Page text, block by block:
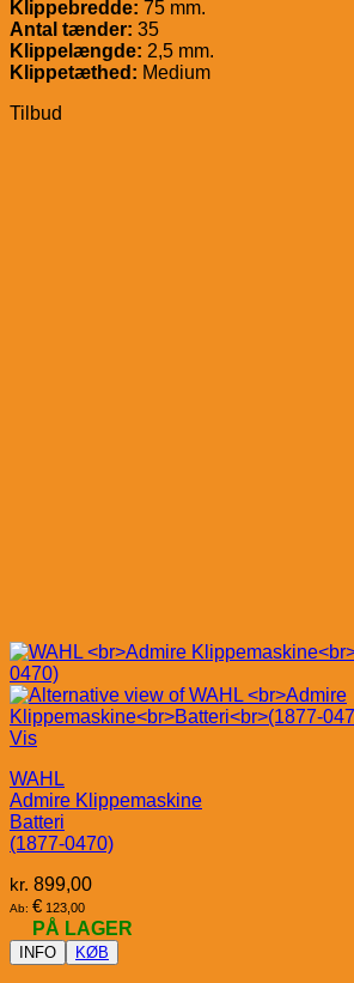
Klippebredde: 75 mm.
Antal tænder: 35
Klippelængde: 2,5 mm.
Klippetæthed: Medium
Tilbud
Vis
WAHL
Admire Klippemaskine
Batteri
(1877-0470)
kr. 899,00
Ab: € 123,00
PÅ LAGER
INFO KØB